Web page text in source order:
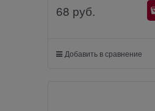
68 руб.
Добавить в сравнение